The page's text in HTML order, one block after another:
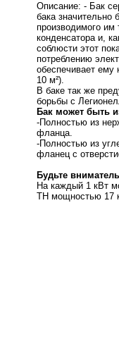
Описание: - Бак
бака значительно
производимого им
конденсатора и,
соблюсти этот
потреблению
обеспечивает ему
10 м²).
В баке так же
борьбы с
Бак может быть
-Полностью из
фланца.
-Полностью из
фланец с
Будьте
На каждый 1 кВт
ТН мощностью 17